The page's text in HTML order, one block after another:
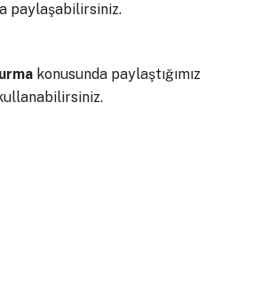
paylaşabilirsiniz.
konusunda paylaştığımız